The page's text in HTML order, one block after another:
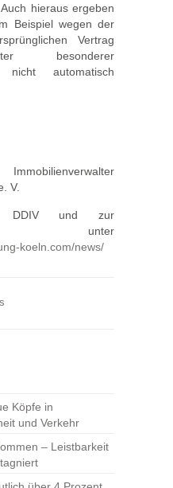
hieraus ergeben
Beispiel wegen der
Vertrag
besonderer
nicht automatisch
V.
DDIV und zur
koeln.com/news/
Köpfe in
und Verkehr
– Leistbarkeit